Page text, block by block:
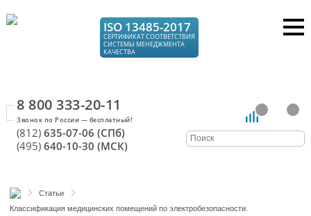
ISO 13485-2017
СЕРТИФИКАТ СООТВЕТСТВИЯ
СИСТЕМЫ МЕНЕДЖМЕНТА
КАЧЕСТВА
8 800 333-20-11
(812) 635-07-06 (СПб)
(495) 640-10-30 (МСК)
Статьи
Классификация медицинских помещений по электробезопасности.